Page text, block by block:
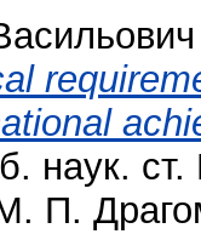
наук. ст.
М. П.